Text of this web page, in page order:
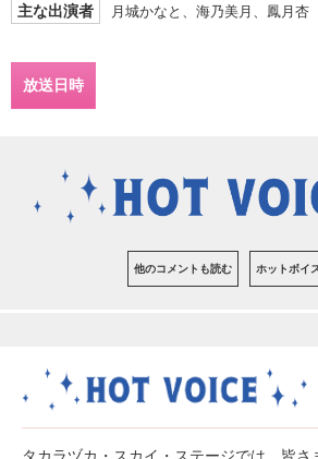
主な出演者 月城かなと、海乃美月、鳳月
放送日時
他のコメントも読む ホットボイ
タカラヅカ・スカイ・ステージでは、皆さ